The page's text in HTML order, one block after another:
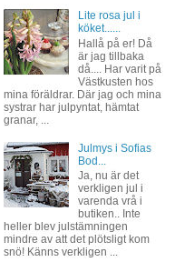
Lite rosa jul i
köket......
Hallå på er! Då
är jag tillbaka
då.... Har varit på
Västkusten hos
mina föräldrar. Där jag och mina
systrar har julpyntat, hämtat
granar, ...
Julmys i Sofias
Bod...
Ja, nu är det
verkligen jul i
varenda vrå i
butiken.. Inte
heller blev julstämningen
mindre av att det plötsligt kom
snö! Känns verkligen ...